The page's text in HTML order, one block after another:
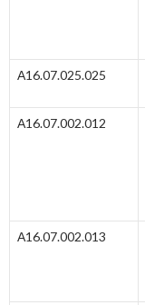
А16.07.025.025
А16.07.002.012
А16.07.002.013